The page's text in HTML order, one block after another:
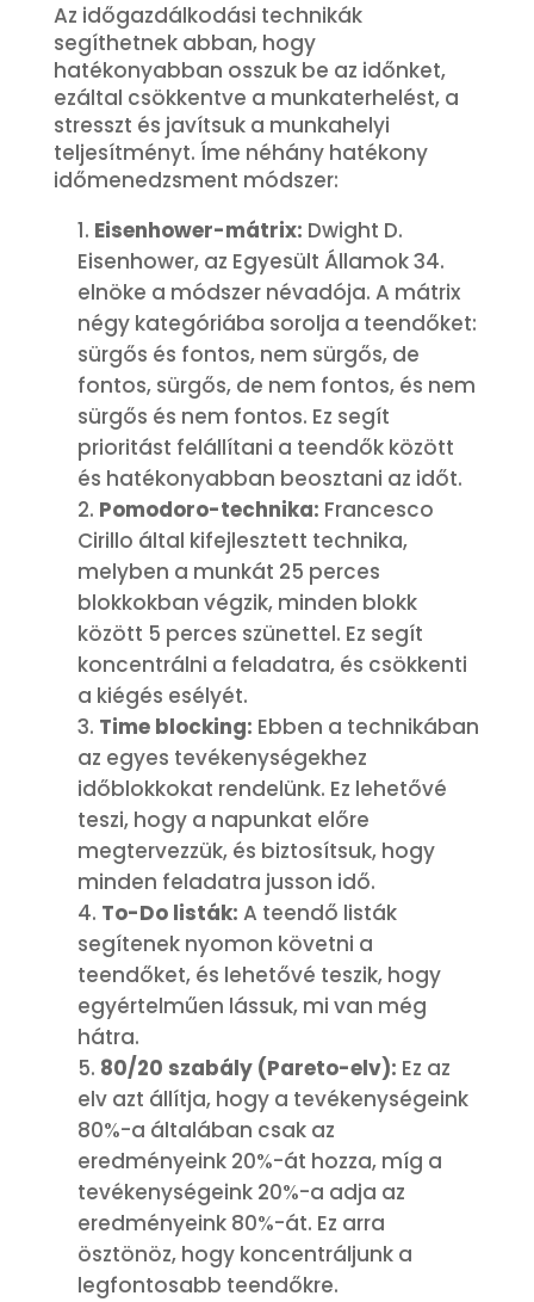
Az időgazdálkodási technikák
segíthetnek abban, hogy
hatékonyabban osszuk be az időnket,
ezáltal csökkentve a munkaterhelést, a
stresszt és javítsuk a munkahelyi
teljesítményt. Íme néhány hatékony
időmenedzsment módszer:
Eisenhower-mátrix: Dwight D.
Eisenhower, az Egyesült Államok 34.
elnöke a módszer névadója. A mátrix
négy kategóriába sorolja a teendőket:
sürgős és fontos, nem sürgős, de
fontos, sürgős, de nem fontos, és nem
sürgős és nem fontos. Ez segít
prioritást felállítani a teendők között
és hatékonyabban beosztani az időt.
Pomodoro-technika: Francesco
Cirillo által kifejlesztett technika,
melyben a munkát 25 perces
blokkokban végzik, minden blokk
között 5 perces szünettel. Ez segít
koncentrálni a feladatra, és csökkenti
a kiégés esélyét.
Time blocking: Ebben a technikában
az egyes tevékenységekhez
időblokkokat rendelünk. Ez lehetővé
teszi, hogy a napunkat előre
megtervezzük, és biztosítsuk, hogy
minden feladatra jusson idő.
To-Do listák: A teendő listák
segítenek nyomon követni a
teendőket, és lehetővé teszik, hogy
egyértelműen lássuk, mi van még
hátra.
80/20 szabály (Pareto-elv): Ez az
elv azt állítja, hogy a tevékenységeink
80%-a általában csak az
eredményeink 20%-át hozza, míg a
tevékenységeink 20%-a adja az
eredményeink 80%-át. Ez arra
ösztönöz, hogy koncentráljunk a
legfontosabb teendőkre.